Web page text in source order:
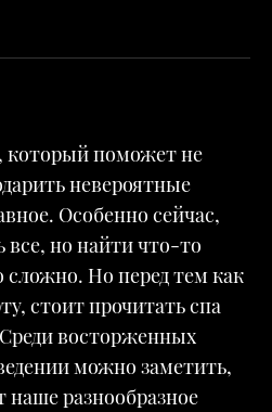
который поможет не
невероятные
Особенно сейчас,
все, но найти что-то
сложно. Но перед тем как
стоит прочитать спа
восторженных
можно заметить,
наше разнообразное